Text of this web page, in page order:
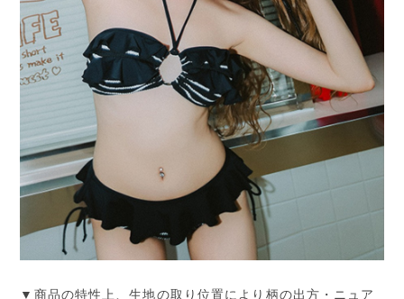
▼商品の特性上、生地の取り位置により柄の出方・ニュア